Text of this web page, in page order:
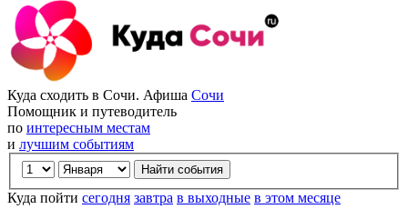
Куда сходить в Сочи. Афиша Сочи
Помощник и путеводитель
по интересным местам
и лучшим событиям
Куда пойти сегодня завтра в выходные в этом месяце